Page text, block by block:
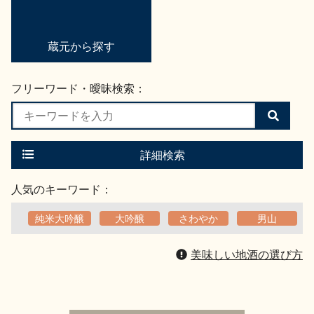
地酒用語集
お楽しみコンテンツ
歳時記 地酒蔵元会検定
蔵元から探す
フリーワード・曖昧検索：
検
索
す
詳細検索
人気のキーワード：
純米大吟醸 大吟醸 さわやか 男山
美味しい地酒の選び方